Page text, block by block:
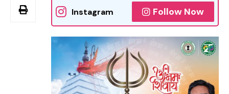
Instagram Follow Now